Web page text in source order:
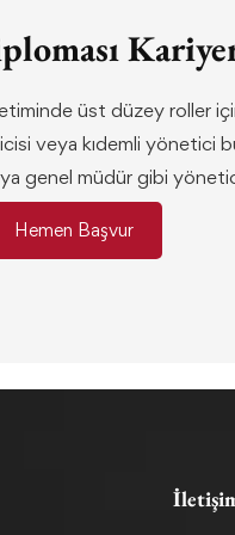
üst düzey roller için
veya kıdemli yönetici
genel müdür gibi
Hemen Başvur